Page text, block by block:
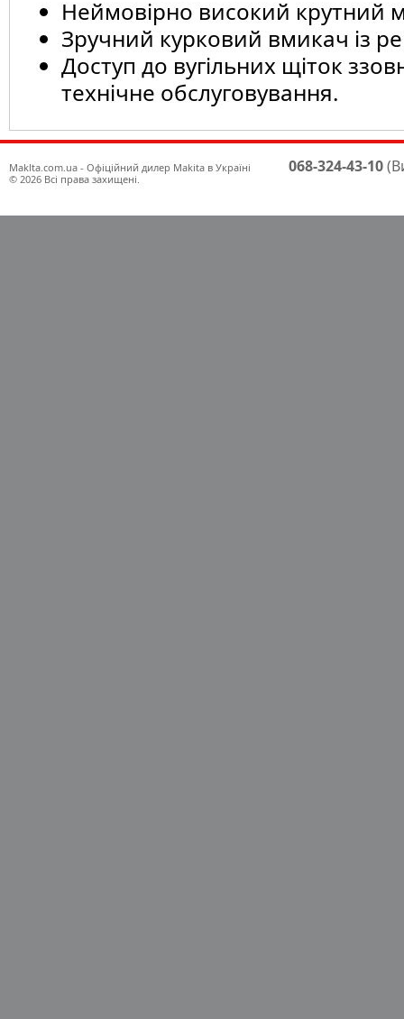
Неймовірно високий крутний
Зручний курковий вмикач із
Доступ до вугільних щіток
технічне обслуговування.
Maklta.com.ua - Офіційний дилер Makita в Україні
© 2026 Всі права захищені.
068-324-43-10